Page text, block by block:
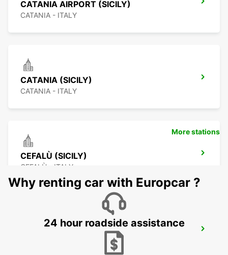
CATANIA AIRPORT (SICILY)
CATANIA - ITALY
CATANIA (SICILY)
CATANIA - ITALY
CEFALÙ (SICILY)
CEFALÙ - ITALY
More stations
Why renting car with Europcar ?
24 hour roadside assistance